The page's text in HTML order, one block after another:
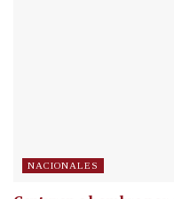
NACIONALES